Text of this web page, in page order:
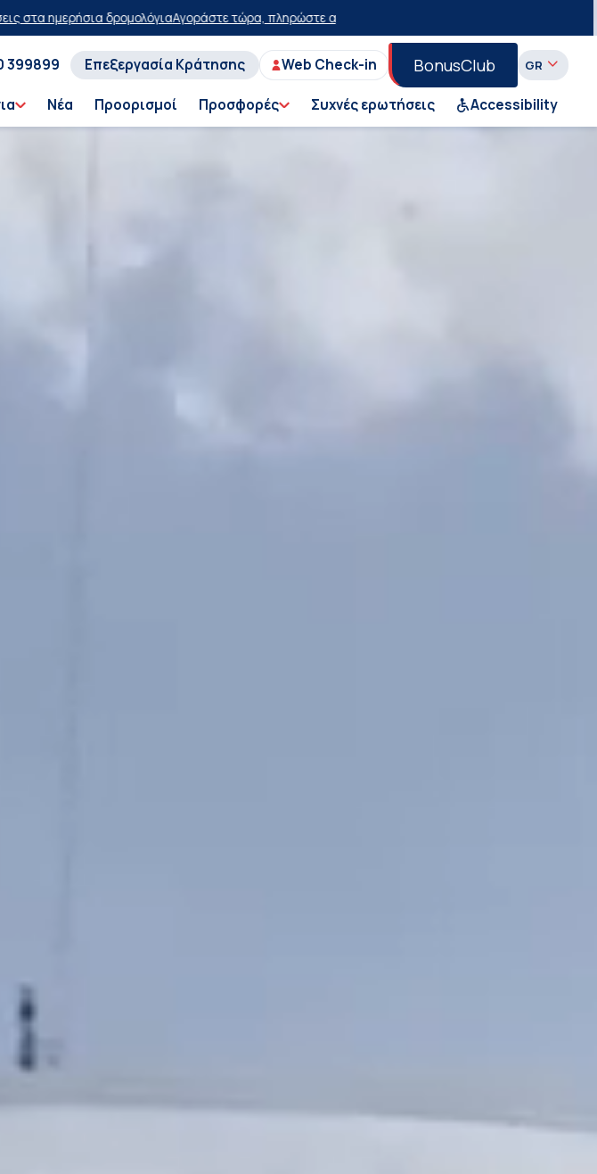
τώρα, πληρώστε αργότερα με έκπτωση 15 ευρώ!50% έκπτωση στο εισιτήριο του Ι.Χ. στη Γραμμή
399899 Επεξεργασία Κράτησης Web Check-in BonusClub
Νέα Προορισμοί Προσφορές Συχνές ερωτήσεις Accessibility